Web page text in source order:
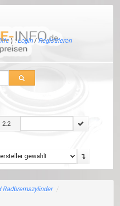
) :Login /Registrieren
2.2
Radbremszylinder /